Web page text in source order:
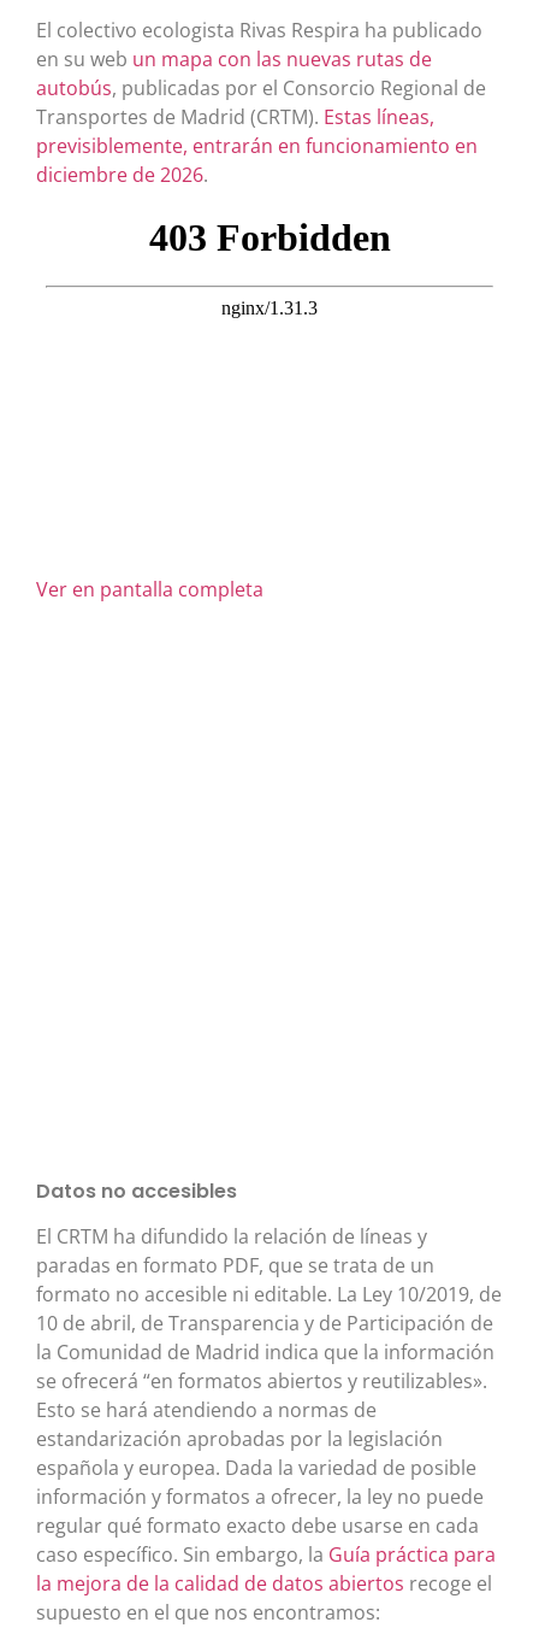
El colectivo ecologista Rivas Respira ha publicado
en su web un mapa con las nuevas rutas de
autobús, publicadas por el Consorcio Regional de
Transportes de Madrid (CRTM). Estas líneas,
previsiblemente, entrarán en funcionamiento en
diciembre de 2026.
Ver en pantalla completa
Datos no accesibles
El CRTM ha difundido la relación de líneas y
paradas en formato PDF, que se trata de un
formato no accesible ni editable. La Ley 10/2019, de
10 de abril, de Transparencia y de Participación de
la Comunidad de Madrid indica que la información
se ofrecerá “en formatos abiertos y reutilizables».
Esto se hará atendiendo a normas de
estandarización aprobadas por la legislación
española y europea. Dada la variedad de posible
información y formatos a ofrecer, la ley no puede
regular qué formato exacto debe usarse en cada
caso específico. Sin embargo, la Guía práctica para
la mejora de la calidad de datos abiertos recoge el
supuesto en el que nos encontramos: